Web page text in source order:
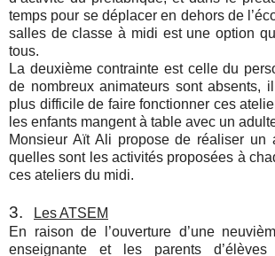
temps pour se déplacer en dehors de
salles de classe à midi est une option
tous.
La deuxième contrainte est celle du
de nombreux animateurs sont absents,
plus difficile de faire fonctionner ces
les enfants mangent à table avec un
Monsieur Aït Ali propose de réaliser un
quelles sont les activités proposées à
ces ateliers du midi.
3.
Les ATSEM
En raison de l’ouverture d’une
enseignante et les parents